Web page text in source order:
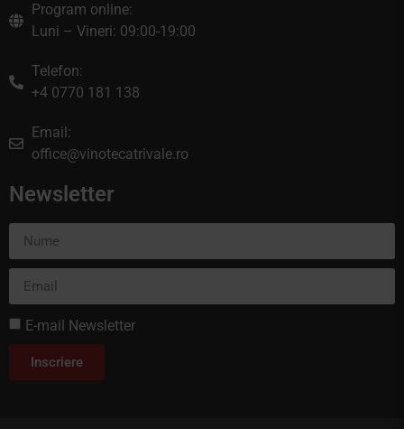
Program online:
Luni – Vineri: 09:00-19:00
Telefon:
+4 0770 181 138
Email:
office@vinotecatrivale.ro
Newsletter
E-mail Newsletter
Inscriere